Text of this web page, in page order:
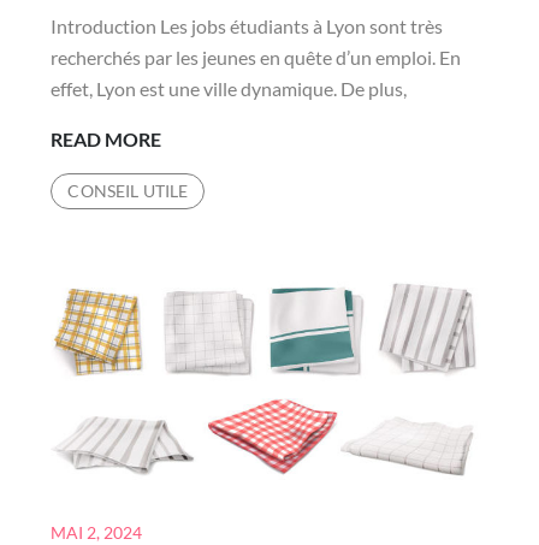
Introduction Les jobs étudiants à Lyon sont très
recherchés par les jeunes en quête d’un emploi. En
effet, Lyon est une ville dynamique. De plus,
READ MOREPOURQUOI
LES
JOBS
LA
RESTAURATION
SONT-
ILS
CONSEIL UTILE
Posted
MAI 2, 2024